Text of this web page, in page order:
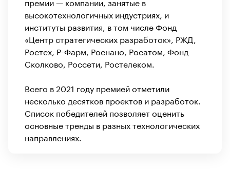
высокотехнологичных индустриях, и
институты развития, в том числе Фонд
«Центр стратегических разработок», РЖД,
Ростех, Р-Фарм, Роснано, Росатом, Фонд
Сколково, Россети, Ростелеком.
Всего в 2021 году премией отметили
несколько десятков проектов и разработок.
Список победителей позволяет оценить
основные тренды в разных технологических
направлениях.